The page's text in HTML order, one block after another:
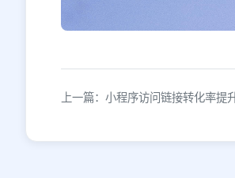
上一篇：小程序访问链接转化率提